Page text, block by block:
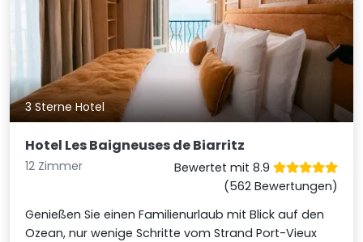
3 Sterne Hotel
Hotel Les Baigneuses de Biarritz
12 Zimmer
Bewertet mit 8.9
(562 Bewertungen)
Genießen Sie einen Familienurlaub mit Blick auf den
Ozean, nur wenige Schritte vom Strand Port-Vieux